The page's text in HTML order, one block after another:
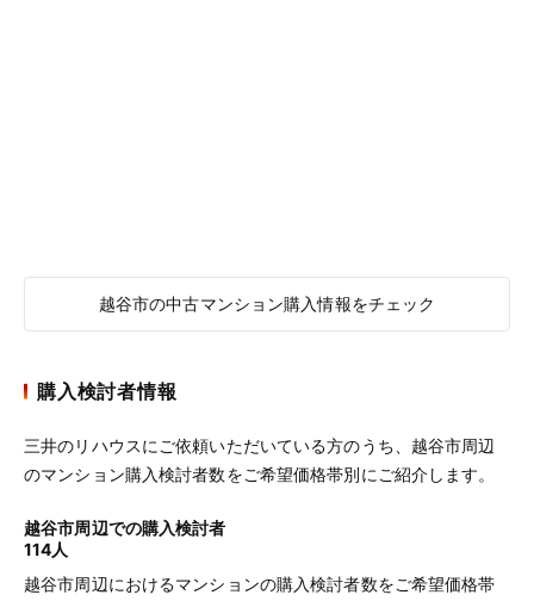
越谷市の中古マンション購入情報をチェック
購入検討者情報
三井のリハウスにご依頼いただいている方のうち、越谷市周辺
のマンション購入検討者数をご希望価格帯別にご紹介します。
越谷市周辺での購入検討者
114人
越谷市周辺におけるマンションの購入検討者数をご希望価格帯